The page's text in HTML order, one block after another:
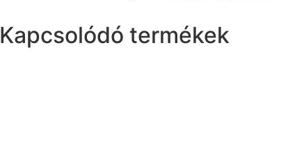
Kapcsolódó termékek